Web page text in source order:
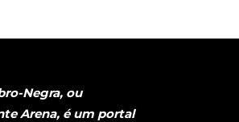
Negra, ou
Arena, é um portal